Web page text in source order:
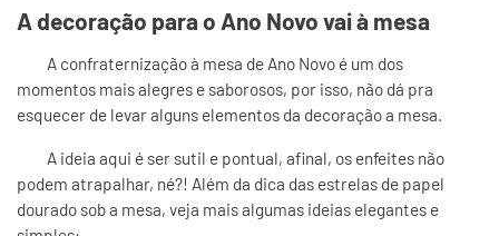
A decoração para o Ano Novo vai à mesa
A confraternização à mesa de Ano Novo é um dos
momentos mais alegres e saborosos, por isso, não dá pra
esquecer de levar alguns elementos da decoração a mesa.
A ideia aqui é ser sutil e pontual, afinal, os enfeites não
podem atrapalhar, né?! Além da dica das estrelas de papel
dourado sob a mesa, veja mais algumas ideias elegantes e